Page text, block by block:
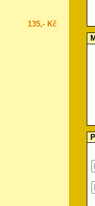
135,- Kč